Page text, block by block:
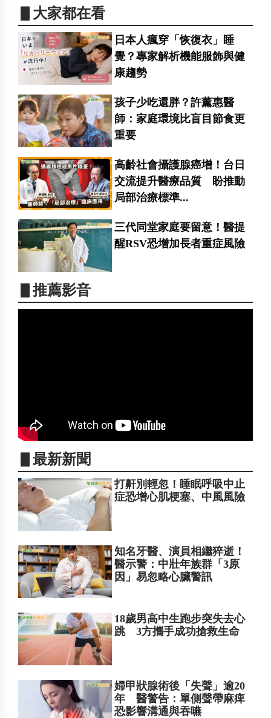
▋大家都在看
日本人瘋穿「恢復衣」睡
覺？專家解析機能服飾與健
康趨勢
孩子少吃還胖？許薰惠醫
師：家庭環境比盲目節食更
重要
高齡社會攝護腺癌增！台日
交流提升醫療品質 盼推動
局部治療標準...
三代同堂家庭要留意！醫提
醒RSV恐增加長者重症風險
▋推薦影音
▋最新新聞
打鼾別輕忽！睡眠呼吸中止
症恐增心肌梗塞、中風風險
知名牙醫、演員相繼猝逝！
醫示警：中壯年族群「3原
因」易忽略心臟警訊
18歲男高中生跑步突失去心
跳 3方攜手成功搶救生命
婦甲狀腺術後「失聲」逾20
年 醫警告：單側聲帶麻痺
恐影響溝通與吞嚥